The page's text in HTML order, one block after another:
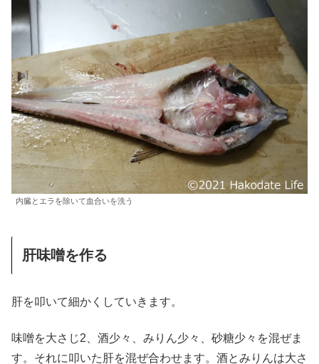
内臓とエラを除いて血合いを洗う
肝味噌を作る
肝を叩いて細かくしていきます。
味噌を大さじ2、酒少々、みりん少々、砂糖少々を混ぜま
す。それに叩いた肝を混ぜ合わせます。酒とみりんは大さ